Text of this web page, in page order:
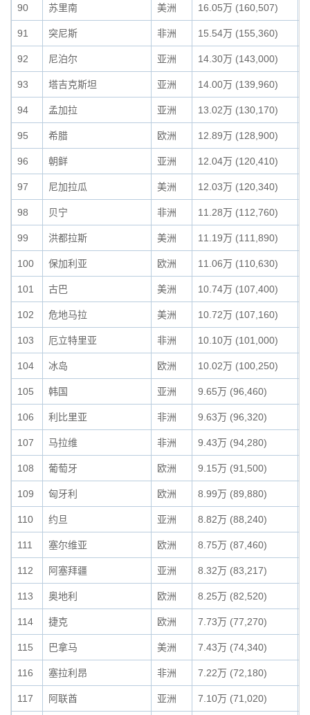
90 苏里南 美洲 16.05万 (160,507)
91 突尼斯 非洲 15.54万 (155,360)
92 尼泊尔 亚洲 14.30万 (143,000)
93 塔吉克斯坦 亚洲 14.00万 (139,960)
94 孟加拉 亚洲 13.02万 (130,170)
95 希腊 欧洲 12.89万 (128,900)
96 朝鲜 亚洲 12.04万 (120,410)
97 尼加拉瓜 美洲 12.03万 (120,340)
98 贝宁 非洲 11.28万 (112,760)
99 洪都拉斯 美洲 11.19万 (111,890)
100 保加利亚 欧洲 11.06万 (110,630)
101 古巴 美洲 10.74万 (107,400)
102 危地马拉 美洲 10.72万 (107,160)
103 厄立特里亚 非洲 10.10万 (101,000)
104 冰岛 欧洲 10.02万 (100,250)
105 韩国 亚洲 9.65万 (96,460)
106 利比里亚 非洲 9.63万 (96,320)
107 马拉维 非洲 9.43万 (94,280)
108 葡萄牙 欧洲 9.15万 (91,500)
109 匈牙利 欧洲 8.99万 (89,880)
110 约旦 亚洲 8.82万 (88,240)
111 塞尔维亚 欧洲 8.75万 (87,460)
112 阿塞拜疆 亚洲 8.32万 (83,217)
113 奥地利 欧洲 8.25万 (82,520)
114 捷克 欧洲 7.73万 (77,270)
115 巴拿马 美洲 7.43万 (74,340)
116 塞拉利昂 非洲 7.22万 (72,180)
117 阿联酋 亚洲 7.10万 (71,020)